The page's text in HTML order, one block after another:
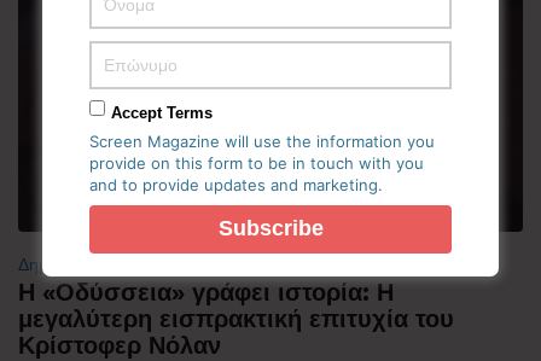
Δημοφιλή
Η «Οδύσσεια» γράφει ιστορία: Η
μεγαλύτερη εισπρακτική επιτυχία του
Κρίστοφερ Νόλαν
Accept Terms
Screen Magazine will use the information you
provide on this form to be in touch with you
and to provide updates and marketing.